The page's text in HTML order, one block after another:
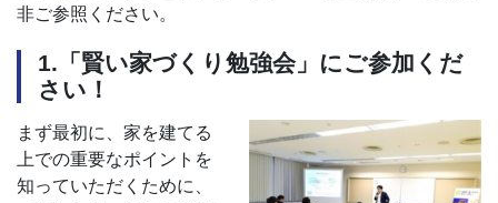
非ご参照ください。
1.「賢い家づくり勉強会」にご参加くだ
さい！
まず最初に、家を建てる
上での重要なポイントを
知っていただくために、